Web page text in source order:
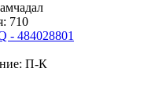
710
П-К